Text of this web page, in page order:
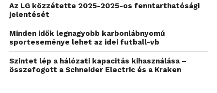
fenntarthatóbbá teszik a mindennapi háztartási
tevékenységeket. A Smart Cottage nevű
fenntartható okosház mellett csúcskategóriás,
energiahatékony készülékeket, személyre szabható
funkciókkal felszerelt háztartási gépeket, valamint
az európai piacot célzó prémium készülékeket és
szolgáltatásokat is megismerhetnek.
Az LG közzétette 2025-2025-os fenntarthatósági
jelentését
Minden idők legnagyobb karbonlábnyomú
sporteseménye lehet az idei futball-vb
Szintet lép a hálózati kapacitás kihasználása –
összefogott a Schneider Electric és a Kraken